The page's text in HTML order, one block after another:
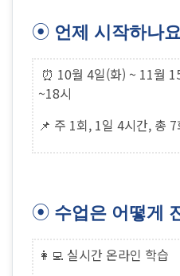
⦿ 언제 시작하나
⏰ 10월 4일(화) ~ 11월
~18시
📌 주 1회, 1일 4시간, 총
⦿ 수업은 어떻게
👩‍💻 실시간 온라인 학습